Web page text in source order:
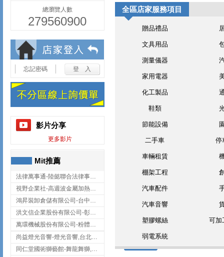
總瀏覽人數
279560900
忘記密碼
影片分享
更多影片
Mit推薦
法律萬事通-陸懿聯合法律事務所
視野企業社-高週波金屬加熱設備,彰化高週波金屬加熱設備
鴻昇裝卸倉儲有限公司-台中貨櫃裝卸
洪文信企業股份有限公司-彰化鋅合金鑄造,彰化五金加工,彰化五金配件
萬環機械股份有限公司-粉體塗裝設備,輸送機,輸送機設備,台南輸送機
尚益燈光音響-燈光音響,台北燈光音響,台北燈光音響出租
同仁堂國術獅藝館-舞龍舞獅,台中舞龍舞獅
全區店家服務項目
贈品禮品
文具用品
測量儀器
家用電器
化工製品
鞋類
節能設備
二手車 停
車輛租賃
棚架工程
汽車配件
汽車音響
塑膠螺絲 可加
弱電系統